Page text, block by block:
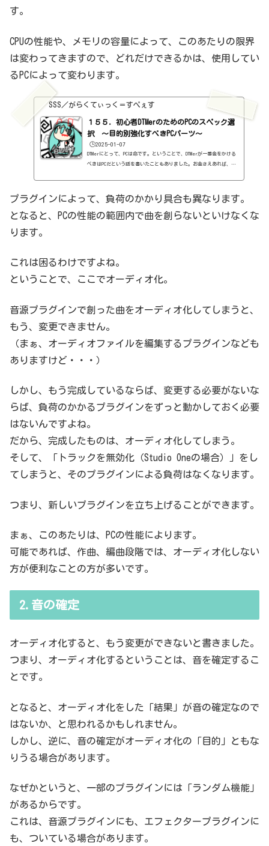
す。
CPUの性能や、メモリの容量によって、このあたりの限界
は変わってきますので、どれだけできるかは、使用してい
るPCによって変わります。
SSS／がらくてぃっく＝すぺぇす
１５５．初心者DTMerのためのPCのスペック選
択 ～目的別強化すべきPCパーツ～
🕒️2025-01-07
DTMerにとって、PCは命です。ということで、DTMerが一番金をかける
べきはPCだという話を書いたこともありました。お金さえあれば、CP
ゃないか。・・・なんて言えるのは、よほどのお金持ちなわけです。
となると、何かを選び、何かを捨てるしかなくなるわけですよね。じ
ゃあ、何を選び、何を捨てるのか、っていうのが、結構重要になって
プラグインによって、負荷のかかり具合も異なります。
となると、PCの性能の範囲内で曲を創らないといけなくな
ります。
これは困るわけですよね。
ということで、ここでオーディオ化。
音源プラグインで創った曲をオーディオ化してしまうと、
もう、変更できません。
（まぁ、オーディオファイルを編集するプラグインなども
ありますけど・・・）
しかし、もう完成しているならば、変更する必要がないな
らば、負荷のかかるプラグインをずっと動かしておく必要
はないんですよね。
だから、完成したものは、オーディオ化してしまう。
そして、「トラックを無効化（Studio Oneの場合）」をし
てしまうと、そのプラグインによる負荷はなくなります。
つまり、新しいプラグインを立ち上げることができます。
まぁ、このあたりは、PCの性能によります。
可能であれば、作曲、編曲段階では、オーディオ化しない
方が便利なことの方が多いです。
2.音の確定
オーディオ化すると、もう変更ができないと書きました。
つまり、オーディオ化するということは、音を確定するこ
とです。
となると、オーディオ化をした「結果」が音の確定なので
はないか、と思われるかもしれません。
しかし、逆に、音の確定がオーディオ化の「目的」ともな
りうる場合があります。
なぜかというと、一部のプラグインには「ランダム機能」
があるからです。
これは、音源プラグインにも、エフェクタープラグインに
も、ついている場合があります。